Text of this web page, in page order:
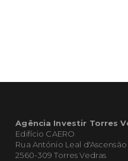
Agência Investir Torres
Edifício CAERO
Rua António Leal d'Ascensão
2560-309 Torres Vedras